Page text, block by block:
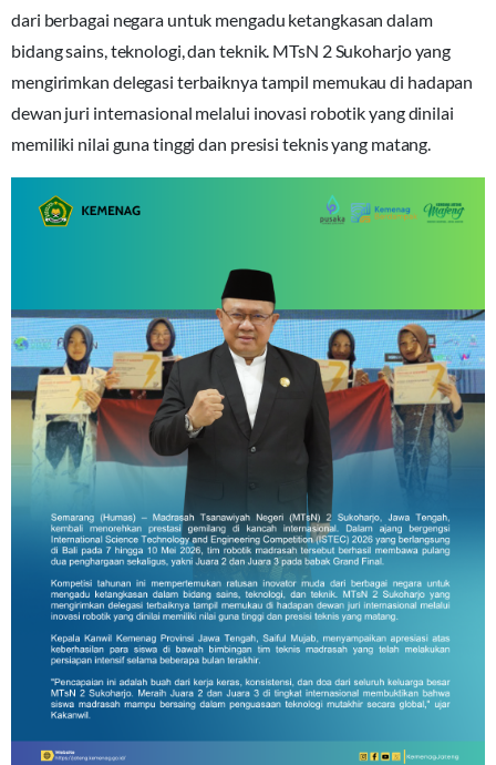
dari berbagai negara untuk mengadu ketangkasan dalam
bidang sains, teknologi, dan teknik. MTsN 2 Sukoharjo yang
mengirimkan delegasi terbaiknya tampil memukau di hadapan
dewan juri internasional melalui inovasi robotik yang dinilai
memiliki nilai guna tinggi dan presisi teknis yang matang.